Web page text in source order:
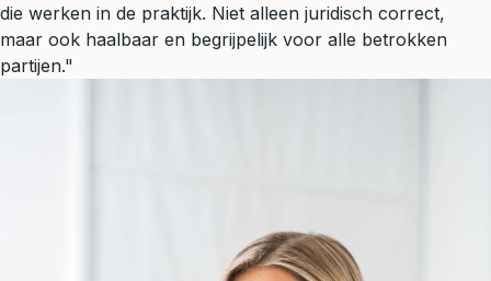
die werken in de praktijk. Niet alleen juridisch correct,
maar ook haalbaar en begrijpelijk voor alle betrokken
partijen."